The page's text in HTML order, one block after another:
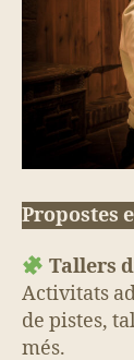
Propostes
Tallers
Activitats
de pistes,
més.